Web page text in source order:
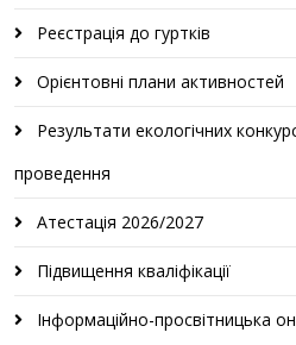
Реєстрація до гуртків
Орієнтовні плани активностей
Результати екологічних
проведення
Атестація 2026/2027
Підвищення кваліфікації
Інформаційно-просвітницька